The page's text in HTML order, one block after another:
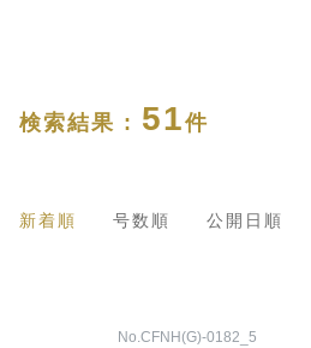
検索結果 : 51件
新着順 号数順 公開日順
No.CFNH(G)-0182_5